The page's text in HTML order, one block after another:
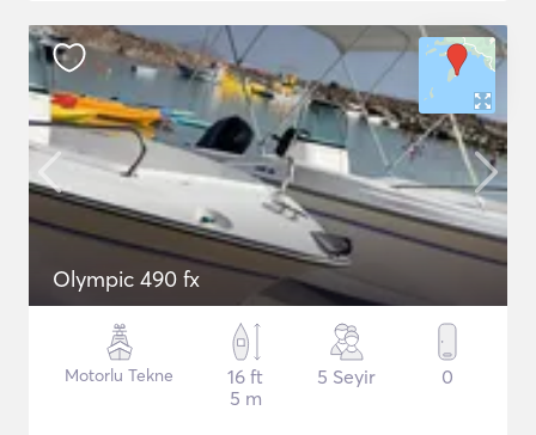
Olympic 490 fx
Motorlu Tekne
16 ft
5 m
5 Seyir 0